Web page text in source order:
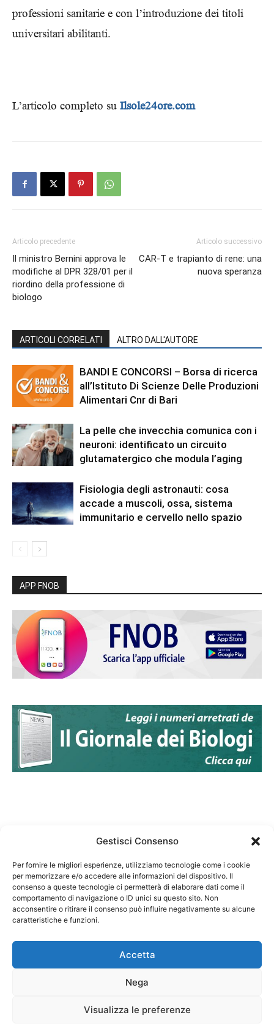
Gestisci Consenso
Per fornire le migliori esperienze, utilizziamo tecnologie come i cookie
per memorizzare e/o accedere alle informazioni del dispositivo. Il
consenso a queste tecnologie ci permetterà di elaborare dati come il
comportamento di navigazione o ID unici su questo sito. Non
acconsentire o ritirare il consenso può influire negativamente su alcune
caratteristiche e funzioni.
Accetta
Nega
Visualizza le preferenze
professioni sanitarie e con l’introduzione dei titoli
universitari abilitanti.
L’articolo completo su Ilsole24ore.com
Articolo precedente
Il ministro Bernini approva le
modifiche al DPR 328/01 per il
riordino della professione di
biologo
Articolo successivo
CAR-T e trapianto di rene: una
nuova speranza
ARTICOLI CORRELATI ALTRO DALL'AUTORE
BANDI E CONCORSI – Borsa di ricerca
all’Istituto Di Scienze Delle Produzioni
Alimentari Cnr di Bari
La pelle che invecchia comunica con i
neuroni: identificato un circuito
glutamatergico che modula l’aging
Fisiologia degli astronauti: cosa
accade a muscoli, ossa, sistema
immunitario e cervello nello spazio
APP FNOB
Federazione Nazionale Degli Ordini dei Biologi:
codice fiscale 80069130583
Responsabile sito internet www.fnob.it:
Privacy Policy Cookie Policy